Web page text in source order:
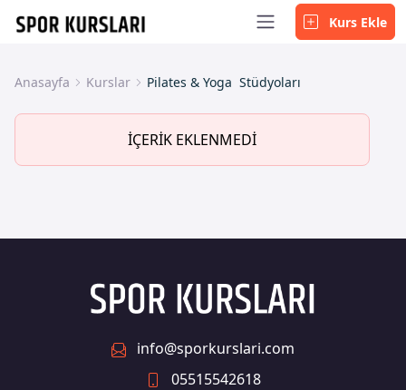
Kurs Ekle
Anasayfa Kurslar Pilates & Yoga Stüdyoları
İÇERİK EKLENMEDİ
info@sporkurslari.com
05515542618